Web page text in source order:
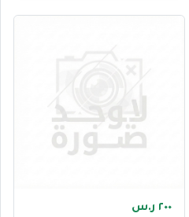
٢٠٠ ر.س